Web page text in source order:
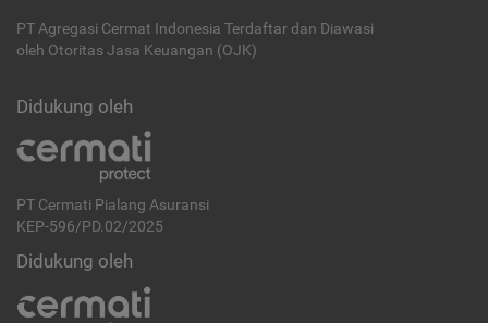
PT Agregasi Cermat Indonesia Terdaftar dan Diawasi
oleh Otoritas Jasa Keuangan (OJK)
Didukung oleh
PT Cermati Pialang Asuransi
KEP-596/PD.02/2025
Didukung oleh